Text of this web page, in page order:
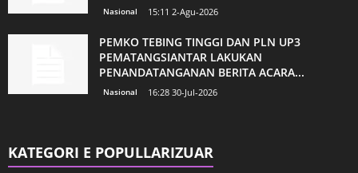
Nasional 15:11 2-Agu-2026
PEMKO TEBING TINGGI DAN PLN UP3
PEMATANGSIANTAR LAKUKAN
PENANDATANGANAN BERITA ACARA...
Nasional 16:28 30-Jul-2026
KATEGORI E POPULLARIZUAR